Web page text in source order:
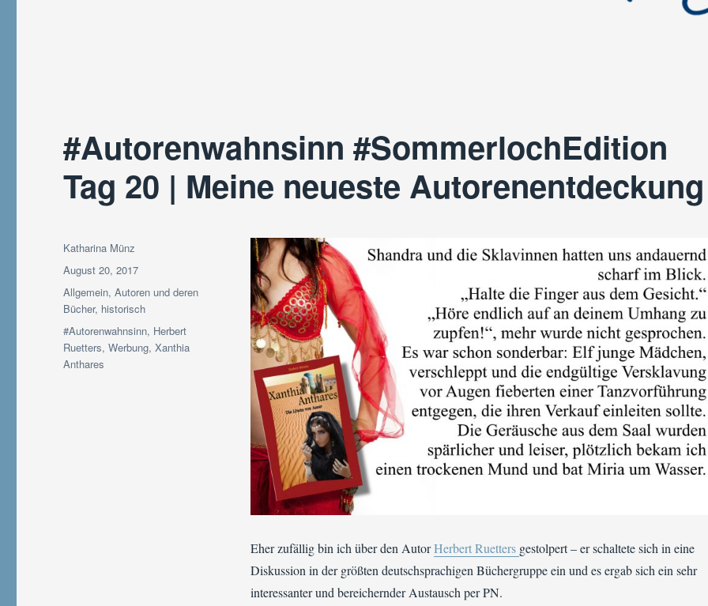
#Autorenwahnsinn #SommerlochEdition
Tag 20 | Meine neueste Autorenentdeckung
Eher zufällig bin ich über den AutorHerbert Ruetters gestolpert – er schaltete sich in eine
Diskussion in der größten deutschsprachigen Büchergruppe ein und es ergab sich ein sehr
interessanter und bereichernder Austausch per PN.
Autor
Katharina Münz
Veröffentlicht
am
August 20, 2017
Kategorien
Allgemein,Autoren und deren
Bücher, historisch
Schlagwörter
#Autorenwahnsinn, Herbert
Ruetters,Werbung,Xanthia
Anthares